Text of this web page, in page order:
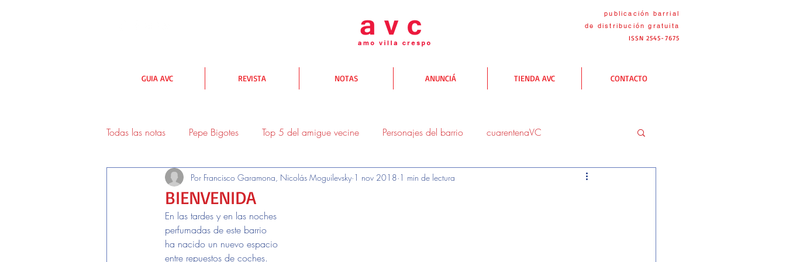
publicación barrial
de distribucióngratuita
ISSN 2545-7675
GUIA AVC REVISTA NOTAS ANUNCIÁ TIENDA AVC CONTACTO
Todas las notas Pepe Bigotes Top 5 del amigue vecine Personajes del barrio cuarentenaVC
urbanismo y medioambiente donde comer donde salir donde comprar Las rutas AVC
BIENVENIDA
Por Francisco Garamona, Nicolás Moguilevsky 1 nov 2018 1 min de lectura
En las tardes y en las noches
perfumadas de este barrio
ha nacido un nuevo espacio
entre repuestos de coches.